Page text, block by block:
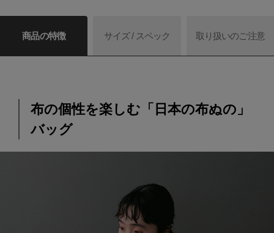
商品の特徴 サイズ / スペック 取り扱いのご注意
布の個性を楽しむ「日本の布ぬの」
バッグ